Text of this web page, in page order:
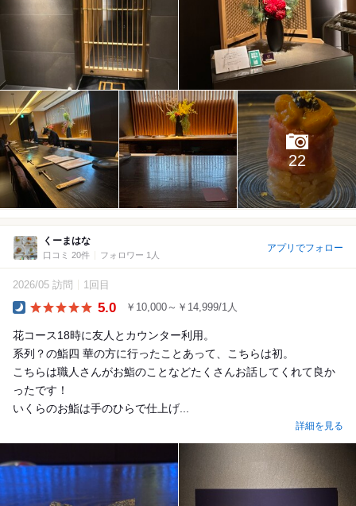
22
くーまはな
口コミ 20件 フォロワー 1人
アプリでフォロー
2026/05 訪問 1回目
5.0 ￥10,000～￥14,999/1人
花コース18時に友人とカウンター利用。
系列？の鮨四 華の方に行ったことあって、こちらは初。
こちらは職人さんがお鮨のことなどたくさんお話してくれて良か
ったです！
いくらのお鮨は手のひらで仕上げ...
詳細を見る